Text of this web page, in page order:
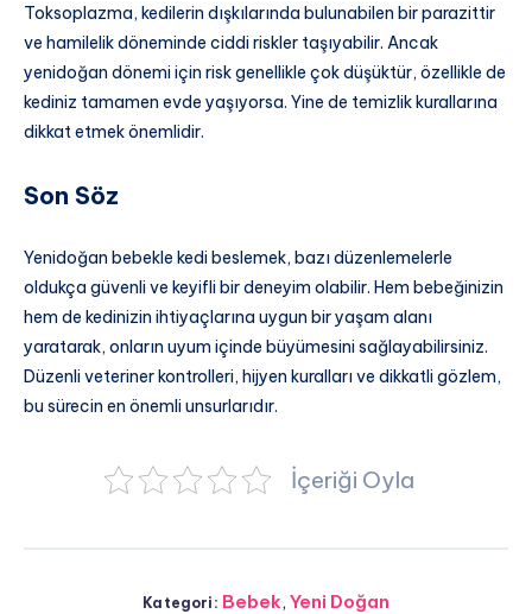
Toksoplazma, kedilerin dışkılarında bulunabilen bir parazittir
ve hamilelik döneminde ciddi riskler taşıyabilir. Ancak
yenidoğan dönemi için risk genellikle çok düşüktür, özellikle de
kediniz tamamen evde yaşıyorsa. Yine de temizlik kurallarına
dikkat etmek önemlidir.
Son Söz
Yenidoğan bebekle kedi beslemek, bazı düzenlemelerle
oldukça güvenli ve keyifli bir deneyim olabilir. Hem bebeğinizin
hem de kedinizin ihtiyaçlarına uygun bir yaşam alanı
yaratarak, onların uyum içinde büyümesini sağlayabilirsiniz.
Düzenli veteriner kontrolleri, hijyen kuralları ve dikkatli gözlem,
bu sürecin en önemli unsurlarıdır.
İçeriği Oyla
Kategori: Bebek, Yeni Doğan